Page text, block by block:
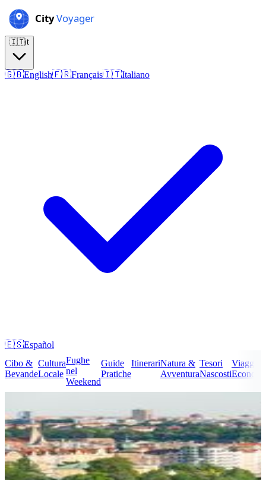
🇮🇹it
🇬🇧English🇫🇷Français🇮🇹Italiano
🇪🇸Español
Cibo &
Bevande
Cultura
Locale
Fughe
nel
Weekend
Guide
Pratiche
ItinerariNatura &
Avventura
Tesori
Nascosti
Viaggi